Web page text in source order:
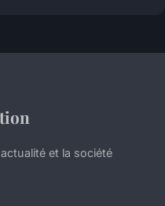
et la société